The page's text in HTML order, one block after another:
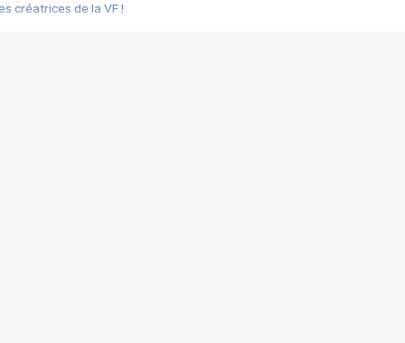
créatrices de la VF !